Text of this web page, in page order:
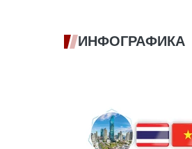
ИНФОГРАФИКА